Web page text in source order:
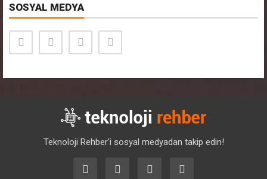
SOSYAL MEDYA
Teknoloji Rehber'i sosyal medyadan takip edin!